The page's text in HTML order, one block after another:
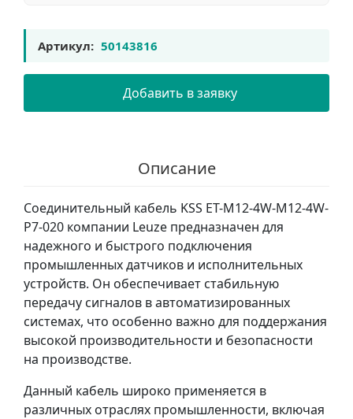
Артикул: 50143816
Добавить в заявку
Описание
Соединительный кабель KSS ET-M12-4W-M12-4W-
P7-020 компании Leuze предназначен для
надежного и быстрого подключения
промышленных датчиков и исполнительных
устройств. Он обеспечивает стабильную
передачу сигналов в автоматизированных
системах, что особенно важно для поддержания
высокой производительности и безопасности
на производстве.
Данный кабель широко применяется в
различных отраслях промышленности, включая